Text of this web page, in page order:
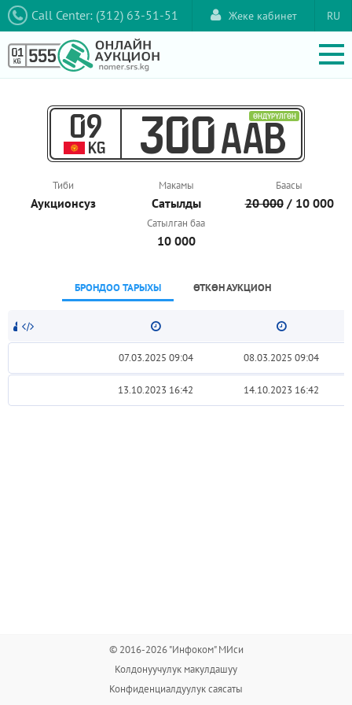
Call Center: (312) 63-51-51 RU
Жеке кабинет
09
KG 300 AAB
ӨНДҮРҮЛГӨН
Тиби
Аукционcуз
Макамы
Сатылды
Баасы
20 000/ 10 000
Сатылган баа
10 000
БРОНДОО ТАРЫХЫ ӨТКӨН АУКЦИОН
07.03.2025 09:04 08.03.2025 09:04
13.10.2023 16:42 14.10.2023 16:42
© 2016-2026 "Инфоком" МИси
Колдонуучулук макулдашуу
Конфиденциалдуулук саясаты